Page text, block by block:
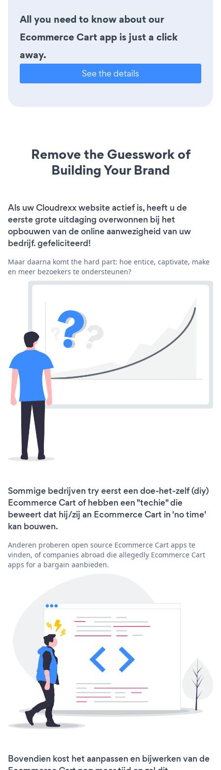
All you need to know about our
Ecommerce Cart app is just a click
away.
See the details
Remove the Guesswork of
Building Your Brand
Als uw Cloudrexx website actief is, heeft u de
eerste grote uitdaging overwonnen bij het
opbouwen van de online aanwezigheid van uw
bedrijf. gefeliciteerd!
Maar daarna komt the hard part: hoe entice, captivate, make
en meer bezoekers te ondersteunen?
Sommige bedrijven try eerst een doe-het-zelf (diy)
Ecommerce Cart of hebben een "techie" die
beweert dat hij/zij an Ecommerce Cart in 'no time'
kan bouwen.
Anderen proberen open source Ecommerce Cart apps te
vinden, of companies abroad die allegedly Ecommerce Cart
apps for a bargain aanbieden.
Bovendien kost het aanpassen en bijwerken van de